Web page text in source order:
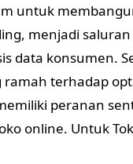
untuk
menjadi
data konsumen.
ramah terhadap
peranan
online. Untuk